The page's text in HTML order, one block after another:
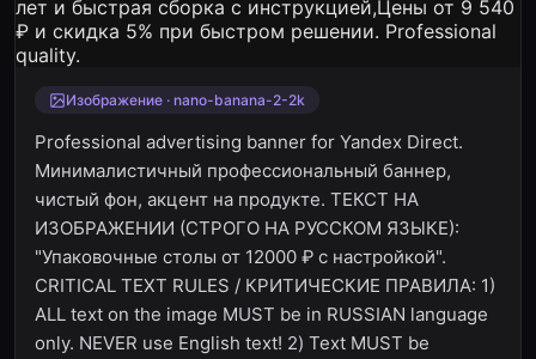
Изображение · nano-banana-2-2k
Professional advertising banner for Yandex Direct.
Минималистичный профессиональный баннер,
чистый фон, акцент на продукте. ТЕКСТ НА
ИЗОБРАЖЕНИИ (СТРОГО НА РУССКОМ ЯЗЫКЕ):
"Упаковочные столы от 12000 ₽ с настройкой".
CRITICAL TEXT RULES / КРИТИЧЕСКИЕ ПРАВИЛА: 1)
ALL text on the image MUST be in RUSSIAN language
only. NEVER use English text! 2) Text MUST be